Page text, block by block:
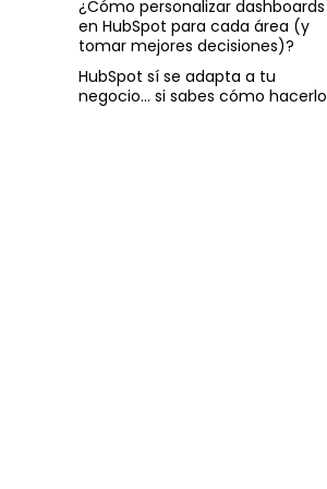
¿Cómo personalizar dashboards
en HubSpot para cada área (y
tomar mejores decisiones)?
HubSpot sí se adapta a tu
negocio… si sabes cómo hacerlo